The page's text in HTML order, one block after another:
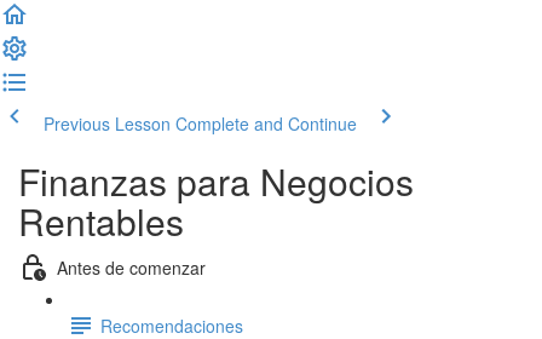
Previous Lesson Complete and Continue
Finanzas para Negocios
Rentables
Antes de comenzar
Recomendaciones